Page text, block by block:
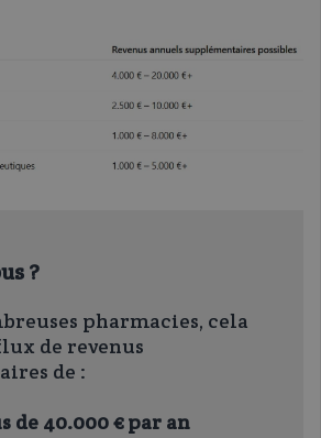
?
pharmacies, cela
de revenus
de :
de 40.000 € par an